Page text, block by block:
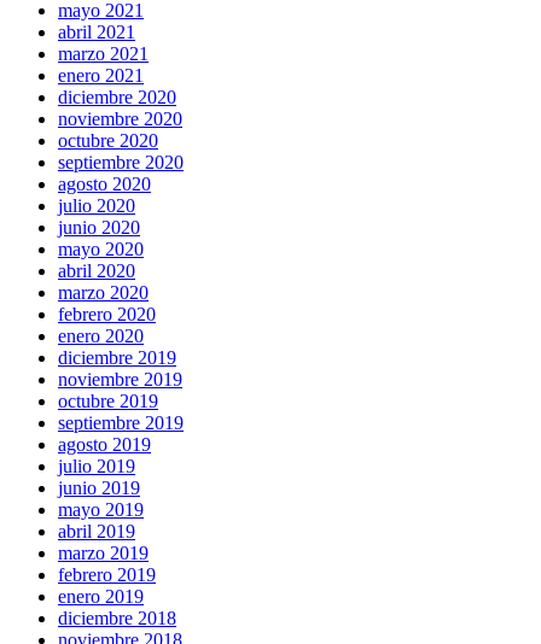
mayo 2021
abril 2021
marzo 2021
enero 2021
diciembre 2020
noviembre 2020
octubre 2020
septiembre 2020
agosto 2020
julio 2020
junio 2020
mayo 2020
abril 2020
marzo 2020
febrero 2020
enero 2020
diciembre 2019
noviembre 2019
octubre 2019
septiembre 2019
agosto 2019
julio 2019
junio 2019
mayo 2019
abril 2019
marzo 2019
febrero 2019
enero 2019
diciembre 2018